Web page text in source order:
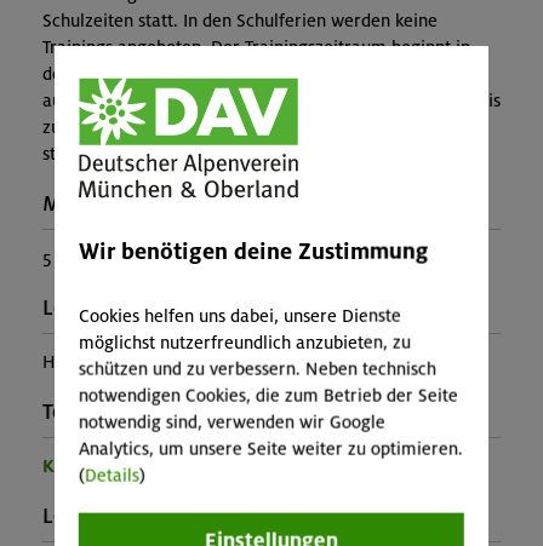
Schulzeiten statt. In den Schulferien werden keine
Trainings angeboten. Der Trainingszeitraum beginnt in
der ersten Oktoberwoche und endet nach 30 Terminen
automatisch. Es besteht kein Erstattungsanspruch, falls bis
zu 8 Einzeltermine wegen Ausfalls eines Trainers nicht
stattfinden können.
Maximale Teilnehmerzahl:
5
Leiter*in:
Helga Frisch-Bauer
Teilprogramm:
Kinder- und Jugendprogramm
Leistung:
Wir benötigen deine Zustimmung
Cookies helfen uns dabei, unsere Dienste
möglichst nutzerfreundlich anzubieten, zu
schützen und zu verbessern. Neben technisch
notwendigen Cookies, die zum Betrieb der Seite
notwendig sind, verwenden wir Google
Analytics, um unsere Seite weiter zu optimieren.
(Details)
Einstellungen